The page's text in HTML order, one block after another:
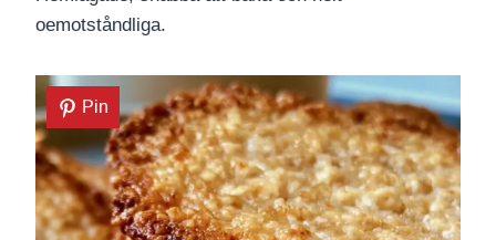
oemotståndliga.
Pin